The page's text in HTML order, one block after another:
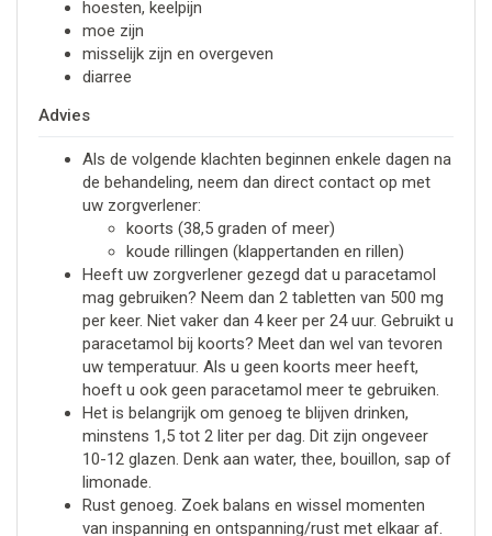
hoesten, keelpijn
moe zijn
misselijk zijn en overgeven
diarree
Advies
Als de volgende klachten beginnen enkele dagen na
de behandeling, neem dan direct contact op met
uw zorgverlener:
koorts (38,5 graden of meer)
koude rillingen (klappertanden en rillen)
Heeft uw zorgverlener gezegd dat u paracetamol
mag gebruiken? Neem dan 2 tabletten van 500 mg
per keer. Niet vaker dan 4 keer per 24 uur. Gebruikt u
paracetamol bij koorts? Meet dan wel van tevoren
uw temperatuur. Als u geen koorts meer heeft,
hoeft u ook geen paracetamol meer te gebruiken.
Het is belangrijk om genoeg te blijven drinken,
minstens 1,5 tot 2 liter per dag. Dit zijn ongeveer
10-12 glazen. Denk aan water, thee, bouillon, sap of
limonade.
Rust genoeg. Zoek balans en wissel momenten
van inspanning en ontspanning/rust met elkaar af.